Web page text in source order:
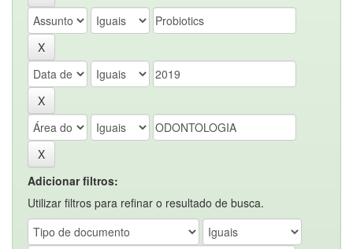
Adicionar filtros:
Utilizar filtros para refinar o resultado de busca.